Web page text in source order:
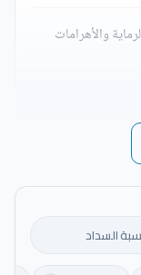
والأهرامات
وفندق موفنبيك.
السداد